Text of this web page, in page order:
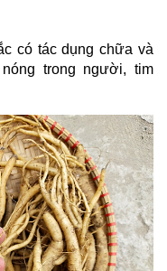
có tác dụng chữa và
trong người, tim